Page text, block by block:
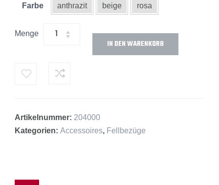
Farbe anthrazit beige rosa
Menge
IN DEN WARENKORB
Artikelnummer: 204000
Kategorien: Accessoires, Fellbezüge